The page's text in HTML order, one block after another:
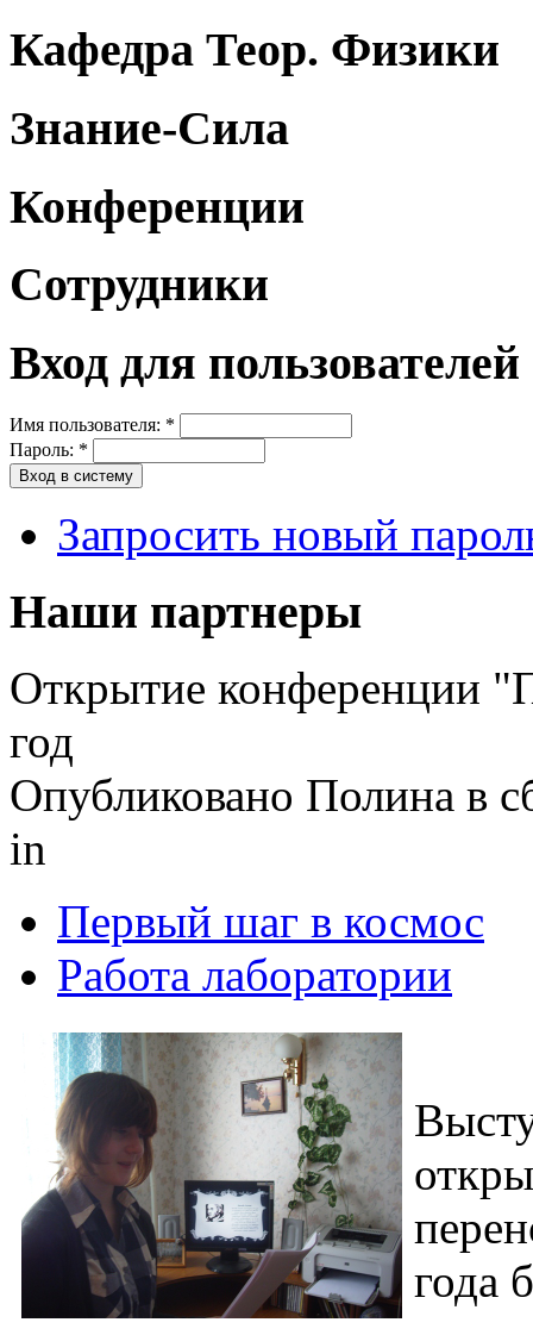
Кафедра Теор. Физики
Знание-Сила
Конференции
Сотрудники
Вход для пользователей
Имя пользователя: *
Пароль: *
Запросить новый
Наши партнеры
Открытие конференции
год
Опубликовано Полина в
in
Первый шаг в космос
Работа лаборатории
года